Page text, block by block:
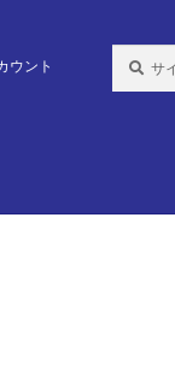
ウント